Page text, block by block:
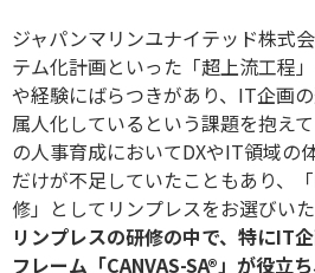
ジャパンマリンユナイテッド株式
テム化計画といった「超上流工程
や経験にばらつきがあり、 IT企画
属人化しているという課題を抱え
の人事育成においてDXやIT領域の
だけが不足していたこともあり、「
修」としてリンプレスをお選びいた
リンプレスの研修の中で、特にIT
フレーム「CANVAS-SA®」が役立